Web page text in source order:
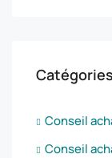
Catégories
Conseil
Conseil